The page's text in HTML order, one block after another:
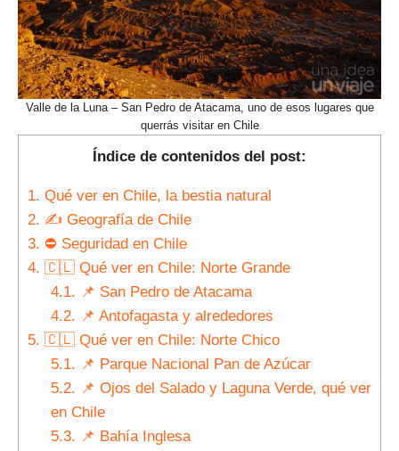
Valle de la Luna – San Pedro de Atacama, uno de esos lugares que
querrás visitar en Chile
Índice de contenidos del post:
1. Qué ver en Chile, la bestia natural
2. ✍ Geografía de Chile
3. ⛔ Seguridad en Chile
4. 🇨🇱 Qué ver en Chile: Norte Grande
4.1. 📌 San Pedro de Atacama
4.2. 📌 Antofagasta y alrededores
5. 🇨🇱 Qué ver en Chile: Norte Chico
5.1. 📌 Parque Nacional Pan de Azúcar
5.2. 📌 Ojos del Salado y Laguna Verde, qué ver
en Chile
5.3. 📌 Bahía Inglesa